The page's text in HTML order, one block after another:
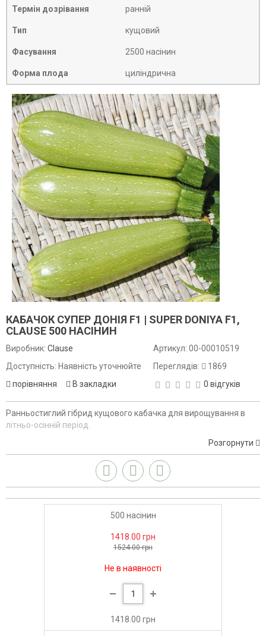
Термін дозрівання ранній
Тип кущовий
Фасування 2500 насінин
Форма плода циліндрична
КАБАЧОК СУПЕР ДОНІЯ F1 | SUPER DONIYA F1,
CLAUSE 500 НАСІНИН
Виробник: Clause
Доступність: Наявність уточнюйте
порівняння
В закладки
Артикул: 00-00010519
Переглядів:
1869
0 відгуків
Ранньостиглий гібрид кущового кабачка для вирощування в
літньо-осінній період.
Розгорнути
500 насінин
1418.00 грн
1524.00 грн
Не в наявності
1418.00 грн